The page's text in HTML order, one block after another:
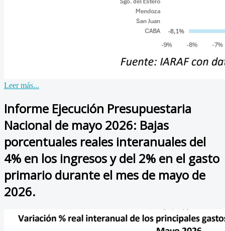
Leer más...
Informe Ejecución Presupuestaria
Nacional de mayo 2026: Bajas
porcentuales reales interanuales del
4% en los ingresos y del 2% en el gasto
primario durante el mes de mayo de
2026.